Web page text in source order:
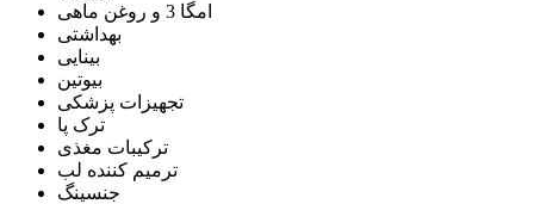
امگا 3 و روغن ماهی
بهداشتی
بینایی
بیوتین
تجهیزات پزشکی
ترک پا
ترکیبات مغذی
ترمیم کننده لب
جنسینگ